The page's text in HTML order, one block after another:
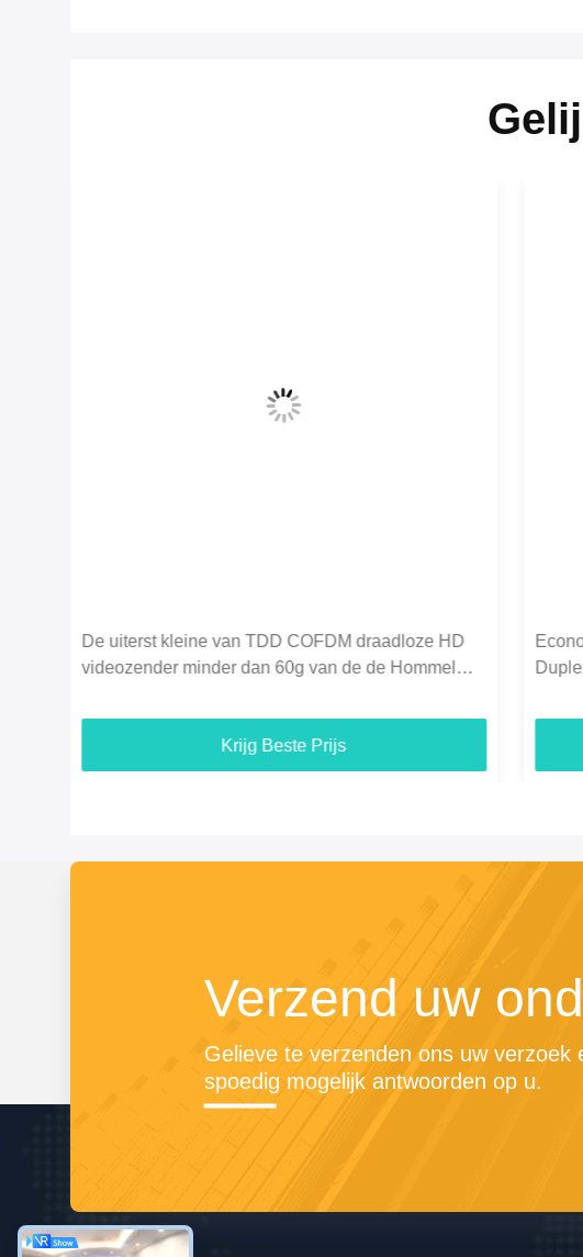
Economie 2.4G 5km 720P-UAV Video &
Duplexgegevens van de Hommel de Videozender
Krijg Beste Prijs
Verzend uw
Gelieve te verzenden ons uw verzoek
spoedig mogelijk antwoorden op u.